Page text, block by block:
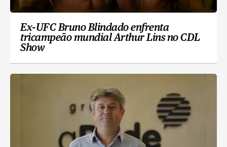
Ex-UFC Bruno Blindado enfrenta
tricampeão mundial Arthur Lins no CDL
Show